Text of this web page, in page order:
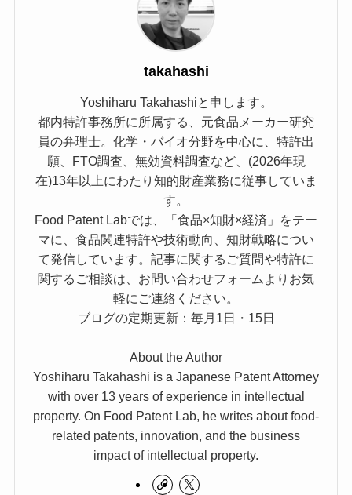
takahashi
Yoshiharu Takahashiと申します。
都内特許事務所に所属する、元食品メーカー研究
員の弁理士。化学・バイオ分野を中心に、特許出
願、FTO調査、無効資料調査など、(2026年現
在)13年以上にわたり知的財産業務に従事していま
す。
Food Patent Labでは、「食品×知財×経済」をテー
マに、食品関連特許や技術動向、知財戦略につい
て発信しています。記事に関するご質問や特許に
関するご相談は、お問い合わせフォームよりお気
軽にご連絡ください。
ブログの定期更新：毎月1日・15日
About the Author
Yoshiharu Takahashi is a Japanese Patent Attorney
with over 13 years of experience in intellectual
property. On Food Patent Lab, he writes about food-
related patents, innovation, and the business
impact of intellectual property.